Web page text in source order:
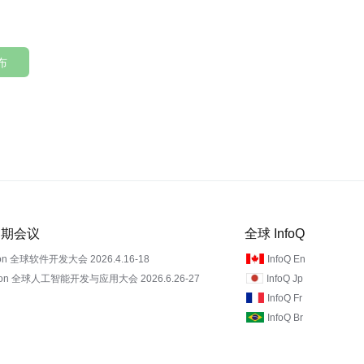
会议
全球软件开发大会 2026.4.16-18
全球人工智能开发与应用大会 2026.6.26-27
全球 InfoQ
InfoQ En
InfoQ Jp
InfoQ Fr
InfoQ Br